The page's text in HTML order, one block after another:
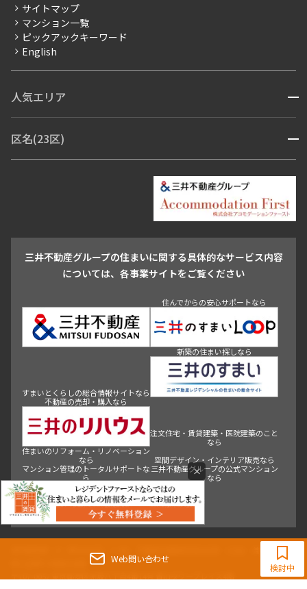
Web問い合わせ
検討中
賃料改定
フリーレント
ペット可
ブランドマンション
サイトマップ
マンション一覧
ピックアックキーワード
English
人気エリア 開閉
青山・表参道・原宿
市ヶ谷・神楽坂・飯田橋
三田・芝・浜松町
月島・勝どき・豊洲
本郷・春日・小石川
目白・高田馬場・早稲田
中野・荻窪
池尻大橋・三軒茶屋
祐天寺・学芸大学・自由が丘
駒沢・用賀・二子玉川
成城・砧
池袋・板橋・王子
戸越・大井・蒲田
青山 渋谷 東京・大手町 新宿 品川
目黒・中目黒
神田・御茶ノ水・秋葉原
初台・幡ヶ谷・笹塚
区名(23区) 開閉
江東区 台東区 墨田区
中野区
練馬区 荒川区
足立区
三井不動産グループの住まいに関する具体的なサービス内容
については、各事業サイトをご覧ください
住んでからの安心サポートなら
すまいとくらしの総合情報サイトなら 新築の住まい探しなら
不動産の売却・購入なら
注文住宅・賃貸建築・医院建築のこと
なら
住まいのリフォーム・リノベーション
空間デザイン・インテリア販売なら
マンション管理のトータルサポートな三井不動産グループの公式マンション
ら
×